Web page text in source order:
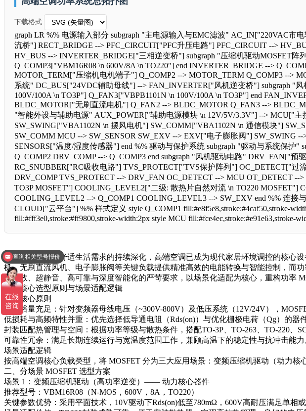
下载格式:
graph LR %% 电源输入部分 subgraph "主电源输入与EMC滤波" AC_IN["220VAC
流桥"] RECT_BRIDGE --> PFC_CIRCUIT["PFC升压电路"] PFC_CIRCUIT -->
HV_BUS --> INVERTER_BRIDGE["三相逆变桥"] subgraph "压缩机驱动MOSFET阵
Q_COMP3["VBM16R08 \n 600V/8A \n TO220"] end INVERTER_BRIDGE -->
MOTOR_TERM["压缩机电机端子"] Q_COMP2 --> MOTOR_TERM Q_COMP3 -->
系统" DC_BUS["24VDC辅助母线"] --> FAN_INVERTER["风机逆变桥"] subgraph "
100V/100A \n TO3P"] Q_FAN3["VBPB1101N \n 100V/100A \n TO3P"] end
BLDC_MOTOR["无刷直流电机"] Q_FAN2 --> BLDC_MOTOR Q_FAN3 -->
"智能外设与辅助电源" AUX_POWER["辅助电源模块 \n 12V/5V/3.3V"] --> MCU["
SW_SWING["VBA1102N \n 摆风电机"] SW_COMM["VBA1102N \n 通信模块"]
SW_COMM MCU --> SW_SENSOR SW_EXV --> EXV["电子膨胀阀"] SW_SWING
SENSORS["温度/湿度传感器"] end %% 驱动与保护系统 subgraph "驱动与系统保护
Q_COMP2 DRV_COMP --> Q_COMP3 end subgraph "风机驱动电路" DRV_FAN["
RC_SNUBBER["RC吸收电路"] TVS_PROTECT["TVS保护阵列"] OC_DETECT["过
DRV_COMP TVS_PROTECT --> DRV_FAN OC_DETECT --> MCU OT_DETECT
TO3P MOSFET"] COOLING_LEVEL2["二级: 散热片自然对流 \n TO220 MOSFET"]
COOLING_LEVEL2 --> Q_COMP1 COOLING_LEVEL3 --> SW_EXV end %% 连
CLOUD["云平台"] %% 样式定义 style Q_COMP1 fill:#e8f5e8,stroke:#4caf50,stroke-
fill:#fff3e0,stroke:#ff9800,stroke-width:2px style MCU fill:#fce4ec,stroke:#e91e63,stroke-
随着消费升级与舒适生活需求的持续深化，高端空调已成为现代家居环境调控的核心
机、无刷直流风机、电子膨胀阀等关键负载提供精准高效的电能转换与智能控制，而
致能效、超静音、高可靠与深度智能化的严苛要求，以场景化适配为核心，重构功率
一、核心选型原则与场景适配逻辑
选型核心原则
电压裕量充足：针对变频器母线电压（~300V-800V）及低压系统（12V/24V），
低损耗与高频特性并重：优先选择低导通电阻（Rds(on)）与优化栅极电荷（Qg）的器
封装匹配热管理与空间：根据功率等级与散热条件，搭配TO-3P、TO-263、TO-220、
可靠性冗余：满足长期连续运行与宽温度范围工作，兼顾高温下的稳定性与抗冲击能力
场景适配逻辑
按高端空调核心负载类型，将 MOSFET 分为三大应用场景：变频压缩机驱动（动力
二、分场景 MOSFET 选型方案
场景 1：变频压缩机驱动（高功率逆变）—— 动力核心器件
推荐型号：VBM16R08（N-MOS，600V，8A，TO220）
关键参数优势：采用平面技术，10V驱动下Rds(on)低至780mΩ，600V高耐压满足单相
查询相关型号报价
怎么申请免费打样